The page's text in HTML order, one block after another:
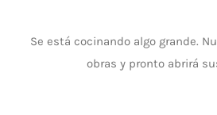
Se está cocinando algo grande.
obras y pronto abrirá